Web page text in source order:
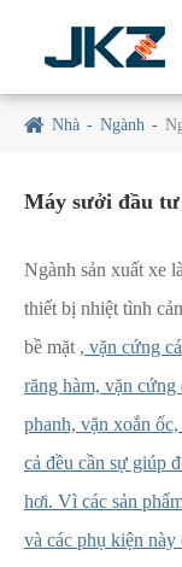
Nhà Ngành
Máy sưởi đầu tư
Ngành sản xuất xe
thiết bị nhiệt tình
bề mặt , vặn cứng
răng hàm, vặn cứng
phanh, vặn xoắn
cả đều cần sự giúp
hơi. Vì các sản
và các phụ kiện này